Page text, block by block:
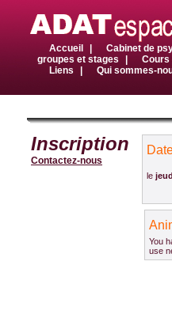
Accueil Cabinet de
groupes et stages
Cours
Liens
Qui sommes-
Inscription
Contactez-nous
le
You
use